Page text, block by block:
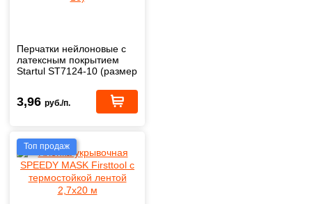
Перчатки нейлоновые с
латексным покрытием
Startul ST7124-10 (размер
3,96 руб./п.
Топ продаж